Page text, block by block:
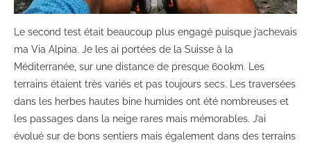
Le second test était beaucoup plus engagé puisque j’achevais
ma Via Alpina. Je les ai portées de la Suisse à la
Méditerranée, sur une distance de presque 600km. Les
terrains étaient très variés et pas toujours secs. Les traversées
dans les herbes hautes bine humides ont été nombreuses et
les passages dans la neige rares mais mémorables. J’ai
évolué sur de bons sentiers mais également dans des terrains